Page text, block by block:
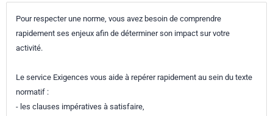
Pour respecter une norme, vous avez besoin de comprendre
rapidement ses enjeux afin de déterminer son impact sur votre
activité.
Le service Exigences vous aide à repérer rapidement au sein du texte
normatif :
- les clauses impératives à satisfaire,